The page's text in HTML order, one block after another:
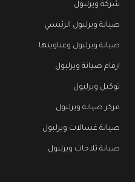
شركة ويرلبول
صيانة ويرلبول الرئيسي
صيانة ويرلبول وعناوينها
ارقام صيانة ويرلبول
توكيل ويرلبول
مركز صيانة ويرلبول
صيانة غسالات ويرلبول
صيانة ثلاجات ويرلبول